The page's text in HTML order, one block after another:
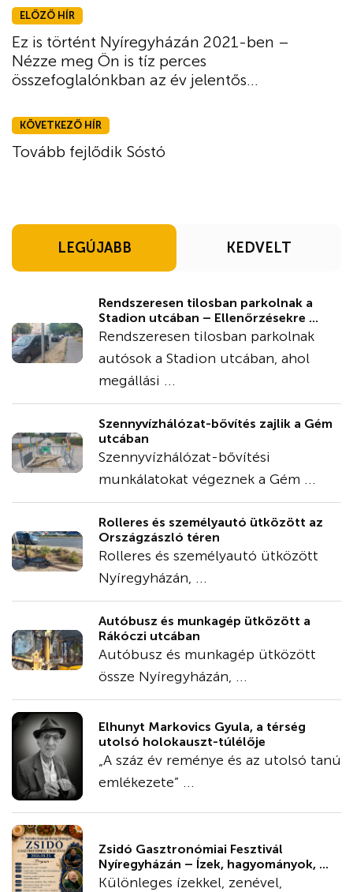
ELŐZŐ HÍR
Ez is történt Nyíregyházán 2021-ben –
Nézze meg Ön is tíz perces
összefoglalónkban az év jelentős...
KÖVETKEZŐ HÍR
Tovább fejlődik Sóstó
LEGÚJABB KEDVELT
Rendszeresen tilosban parkolnak a
Stadion utcában – Ellenőrzésekre ...
Rendszeresen tilosban parkolnak
autósok a Stadion utcában, ahol
megállási ...
Szennyvízhálózat-bővítés zajlik a Gém
utcában
Szennyvízhálózat-bővítési
munkálatokat végeznek a Gém ...
Rolleres és személyautó ütközött az
Országzászló téren
Rolleres és személyautó ütközött
Nyíregyházán, ...
Autóbusz és munkagép ütközött a
Rákóczi utcában
Autóbusz és munkagép ütközött
össze Nyíregyházán, ...
Elhunyt Markovics Gyula, a térség
utolsó holokauszt-túlélője
„A száz év reménye és az utolsó tanú
emlékezete” ...
Zsidó Gasztronómiai Fesztivál
Nyíregyházán – Ízek, hagyományok, ...
Különleges ízekkel, zenével,